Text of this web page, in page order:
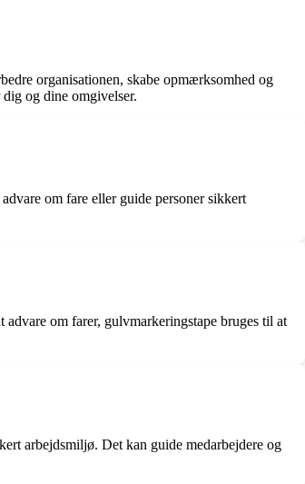
organisationen, skabe opmærksomhed og
og dine omgivelser.
om fare eller guide personer sikkert
om farer, gulvmarkeringstape bruges til at
arbejdsmiljø. Det kan guide medarbejdere og